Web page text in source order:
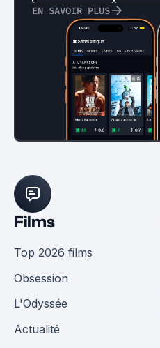
EN SAVOIR PLUS
Films
Top 2026 films
Obsession
L'Odyssée
Actualité